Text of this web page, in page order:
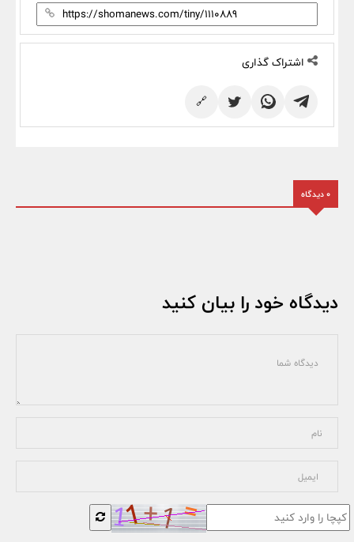
اشتراک گذاری
🔗
0 دیدگاه
دیدگاه خود را بیان کنید